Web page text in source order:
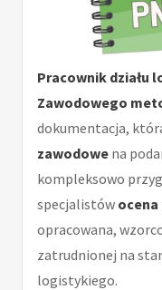
Pracownik działu
Zawodowego
dokumentacja,
zawodowe na
kompleksowo
specjalistów
opracowana,
zatrudnionej na
logistykiego.